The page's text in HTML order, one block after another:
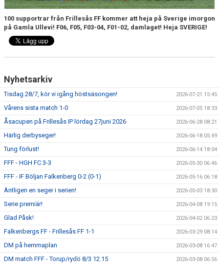
MARATON MATCHER
SPELARRÅDET
100 supportrar från Frillesås FF kommer att heja på Sverige imorgon
på Gamla Ullevi! F06, F05, F03-04, F01-02, damlaget! Heja SVERIGE!
Nyhetsarkiv
Tisdag 28/7, kör vi igång höstsäsongen! 2026-07-21 15:45
Vårens sista match 1-0 2026-07-05 18:33
Åsacupen på Frillesås IP lördag 27juni 2026 2026-06-28 08:21
Härlig derbyseger! 2026-06-18 05:49
Tung förlust! 2026-06-14 18:04
FFF - HGH FC 3-3 2026-05-30 06:46
FFF - IF Böljan Falkenberg 0-2 (0-1) 2026-05-16 06:18
Äntligen en seger i serien! 2026-05-03 18:30
Serie premiär! 2026-04-08 19:15
Glad Påsk! 2026-04-02 06:23
Falkenbergs FF - Frillesås FF 1-1 2026-03-29 08:14
DM på hemmaplan 2026-03-08 16:47
DM match FFF - Torup/rydö 8/3 12.15 2026-03-08 06:56